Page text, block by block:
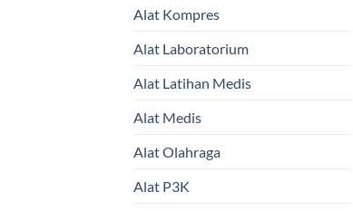
Alat Kompres
Alat Laboratorium
Alat Latihan Medis
Alat Medis
Alat Olahraga
Alat P3K